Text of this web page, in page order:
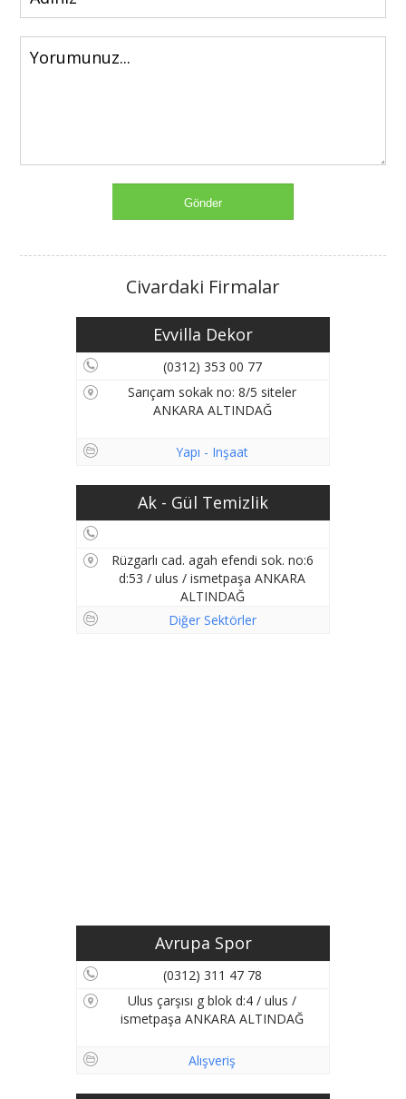
Civardaki Firmalar
Evvilla Dekor
(0312) 353 00 77
Sarıçam sokak no: 8/5 siteler
ANKARA ALTINDAĞ
Yapı - Inşaat
Ak - Gül Temizlik
Rüzgarlı cad. agah efendi sok. no:6
d:53 / ulus / ismetpaşa ANKARA
ALTINDAĞ
Diğer Sektörler
Avrupa Spor
(0312) 311 47 78
Ulus çarşısı g blok d:4 / ulus /
ismetpaşa ANKARA ALTINDAĞ
Alışveriş